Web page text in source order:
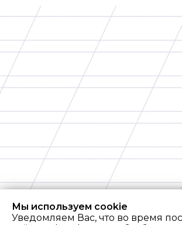
Мы используем cookie
Уведомляем Вас, что во время